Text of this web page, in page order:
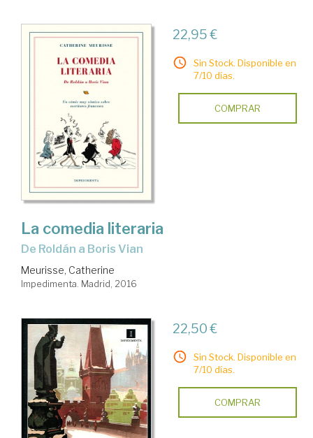
22,95 €
Sin Stock. Disponible en
7/10 días.
COMPRAR
La comedia literaria
de Roldán a Boris Vian
Meurisse, Catherine
Impedimenta. Madrid, 2016
22,50 €
Sin Stock. Disponible en
7/10 días.
COMPRAR